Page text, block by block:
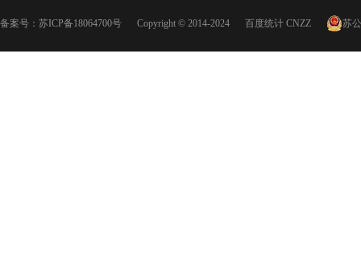
备案号： 苏ICP备18064700号 Copyright © 2014-2024 百度统计 CNZZ 苏